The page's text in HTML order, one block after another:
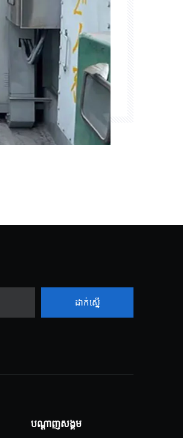
ដាក់ស្នើ
បណ្តាញសង្គម